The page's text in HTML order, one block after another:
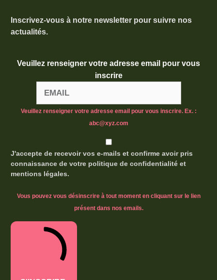
Inscrivez-vous à notre newsletter pour suivre nos
actualités.
Veuillez renseigner votre adresse email pour vous
inscrire
Veuillez renseigner votre adresse email pour vous inscrire. Ex. :
abc@xyz.com
J'accepte de recevoir vos e-mails et confirme avoir pris
connaissance de votre politique de confidentialité et
mentions légales.
Vous pouvez vous désinscrire à tout moment en cliquant sur le lien
présent dans nos emails.